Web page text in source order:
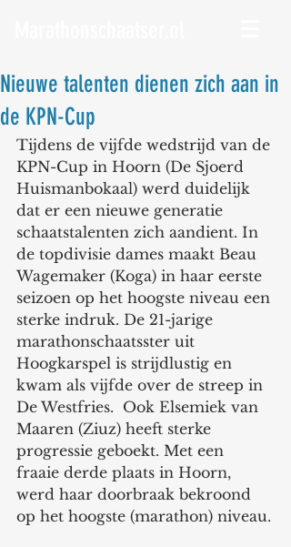
Nieuwe talenten dienen zich aan in
de KPN-Cup
Tijdens de vijfde wedstrijd van de
KPN-Cup in Hoorn (De Sjoerd
Huismanbokaal) werd duidelijk
dat er een nieuwe generatie
schaatstalenten zich aandient. In
de topdivisie dames maakt Beau
Wagemaker (Koga) in haar eerste
seizoen op het hoogste niveau een
sterke indruk. De 21-jarige
marathonschaatsster uit
Hoogkarspel is strijdlustig en
kwam als vijfde over de streep in
De Westfries.  Ook Elsemiek van
Maaren (Ziuz) heeft sterke
progressie geboekt. Met een
fraaie derde plaats in Hoorn,
werd haar doorbraak bekroond
op het hoogste (marathon) niveau.